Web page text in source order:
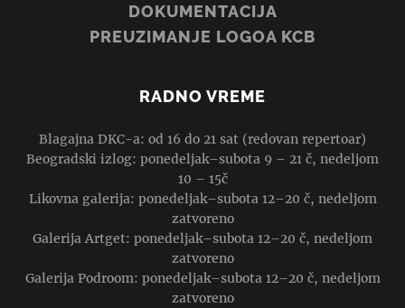
DOKUMENTACIJA
PREUZIMANJE LOGOA KCB
RADNO VREME
Blagajna DKC-a: od 16 do 21 sat (redovan repertoar)
Beogradski izlog: ponedeljak–subota 9 – 21 č, nedeljom
10 – 15č
Likovna galerija: ponedeljak–subota 12–20 č, nedeljom
zatvoreno
Galerija Artget: ponedeljak–subota 12–20 č, nedeljom
zatvoreno
Galerija Podroom: ponedeljak–subota 12–20 č, nedeljom
zatvoreno